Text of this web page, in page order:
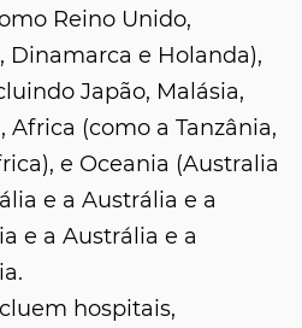
Reino Unido,
Dinamarca e Holanda),
Japão, Malásia,
Africa (como a Tanzânia,
e Oceania (Australia
e a Austrália e a
e a Austrália e a
hospitais,